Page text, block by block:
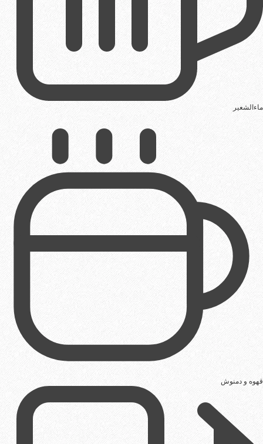
ماءالشعیر
قهوه و دمنوش